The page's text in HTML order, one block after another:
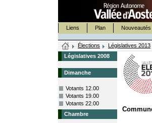
Liens Plan Nouveautés
Élections Législatives 2013
Législatives 2008
Dimanche
Votants 12.00
Votants 19.00
Votants 22.00
Chambre